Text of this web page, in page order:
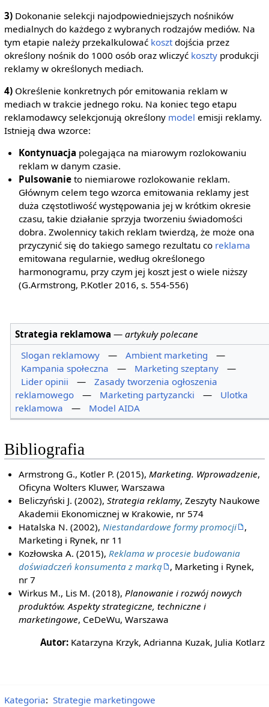
3)Dokonanie selekcji najodpowiedniejszych nośników
medialnych do każdego z wybranych rodzajów mediów. Na
tym etapie należy przekalkulować kosztdojścia przez
określony nośnik do 1000 osób oraz wliczyć kosztyprodukcji
reklamy w określonych mediach.
4)Określenie konkretnych pór emitowania reklam w
mediach w trakcie jednego roku. Na koniec tego etapu
reklamodawcy selekcjonują określony model emisji reklamy.
Istnieją dwa wzorce:
Kontynuacja polegająca na miarowym rozlokowaniu
reklam w danym czasie.
Pulsowanie to niemiarowe rozlokowanie reklam.
Głównym celem tego wzorca emitowania reklamy jest
duża częstotliwość występowania jej w krótkim okresie
czasu, takie działanie sprzyja tworzeniu świadomości
dobra. Zwolennicy takich reklam twierdzą, że może ona
przyczynić się do takiego samego rezultatu co reklama
emitowana regularnie, według określonego
harmonogramu, przy czym jej koszt jest o wiele niższy
(G.Armstrong, P.Kotler 2016, s. 554-556)
Strategia reklamowa —artykuły polecane
Slogan reklamowy
— Ambient marketing
—
Kampania społeczna
— Marketing szeptany
—
Lider opinii
—
Zasady tworzenia ogłoszenia
reklamowego
— Marketing partyzancki —
Ulotka
reklamowa
— Model AIDA
Bibliografia
Armstrong G., Kotler P. (2015),Marketing. Wprowadzenie,
Oficyna Wolters Kluwer, Warszawa
Beliczyński J. (2002),Strategia reklamy, Zeszyty Naukowe
Akademii Ekonomicznej w Krakowie, nr 574
Hatalska N. (2002),Niestandardowe formy promocji
,
Marketing i Rynek, nr 11
Kozłowska A. (2015),Reklama w procesie budowania
doświadczeń konsumenta z marką
, Marketing i Rynek,
nr 7
Wirkus M., Lis M. (2018),Planowanie i rozwój nowych
produktów. Aspekty strategiczne, techniczne i
marketingowe, CeDeWu, Warszawa
Autor: Katarzyna Krzyk, Adrianna Kuzak, Julia Kotlarz
Kategoria: Strategie marketingowe